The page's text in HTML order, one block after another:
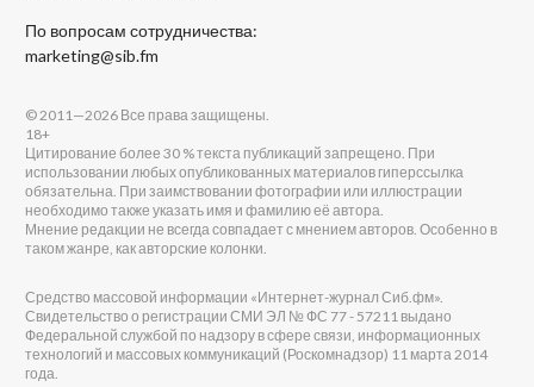
По вопросам сотрудничества:
marketing@sib.fm
© 2011—2026 Все права защищены.
18+
Цитирование более 30 % текста публикаций запрещено. При
использовании любых опубликованных материалов гиперссылка
обязательна. При заимствовании фотографии или иллюстрации
необходимо также указать имя и фамилию её автора.
Мнение редакции не всегда совпадает с мнением авторов. Особенно в
таком жанре, как авторские колонки.
Средство массовой информации «Интернет-журнал Сиб.фм».
Свидетельство о регистрации СМИ ЭЛ № ФС 77 - 57211 выдано
Федеральной службой по надзору в сфере связи, информационных
технологий и массовых коммуникаций (Роскомнадзор) 11 марта 2014
года.